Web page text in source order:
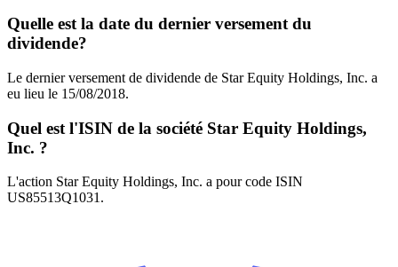
Quelle est la date du dernier versement du
dividende?
Le dernier versement de dividende de Star Equity Holdings, Inc. a
eu lieu le 15/08/2018.
Quel est l'ISIN de la société Star Equity Holdings,
Inc. ?
L'action Star Equity Holdings, Inc. a pour code ISIN
US85513Q1031.